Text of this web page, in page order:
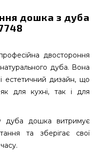
дошка з дуба
двостороння
дуба. Вона
і естетичний дизайн, що
для кухні, так і для
дуба дошка витримує
та зберігає свої